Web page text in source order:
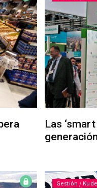
Las
generación
Gestión /